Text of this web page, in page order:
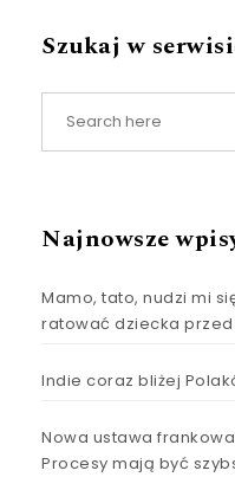
Szukaj w
Najnowsze
Mamo, tato, nudzi mi
ratować dziecka przed
Indie coraz bliżej
Nowa ustawa
Procesy mają być